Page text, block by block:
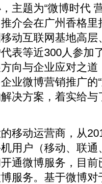
主题为“微博时代
介会在广州香格
动互联网基地高
表等近300人参加
向与企业应对之
业微博营销推广的
决方案，着实给
移动运营商，从
用户（移动、联
通微博服务，目
服务。基于微博